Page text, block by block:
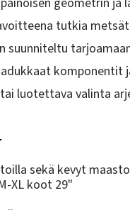
tutkia
suunniteltu
luotettava valinta
sekä kevyt
XL koot 29"